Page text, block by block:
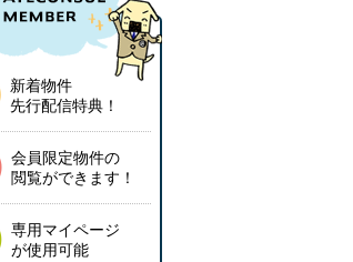
新着物件
先行配信特典！
会員限定物件の
閲覧ができます！
専用マイページ
が使用可能